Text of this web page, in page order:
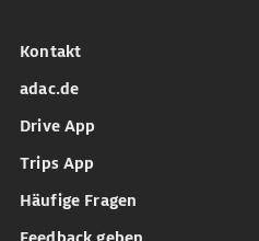
Kontakt
adac.de
Drive App
Trips App
Häufige Fragen